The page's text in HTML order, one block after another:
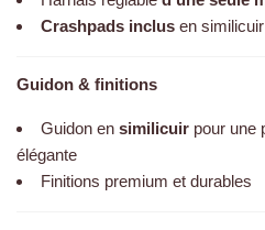
Crashpads inclus en similicuir
Guidon & finitions
Guidon en similicuir pour une
élégante
Finitions premium et durables